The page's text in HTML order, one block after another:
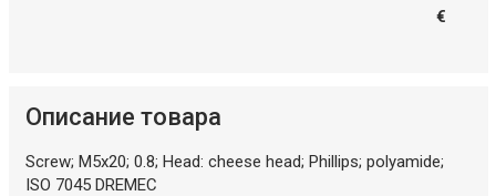
€
Описание товара
Screw; M5x20; 0.8; Head: cheese head; Phillips; polyamide;
ISO 7045 DREMEC